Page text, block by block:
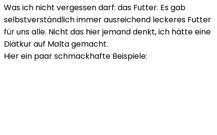
Was ich nicht vergessen darf: das Futter. Es gab
selbstverständlich immer ausreichend leckeres Futter
für uns alle. Nicht das hier jemand denkt, ich hätte eine
Diätkur auf Malta gemacht.
Hier ein paar schmackhafte Beispiele: